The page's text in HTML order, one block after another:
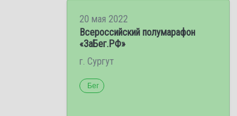
20 мая 2022
Всероссийский полумарафон
«ЗаБег.РФ»
г. Сургут
Бег